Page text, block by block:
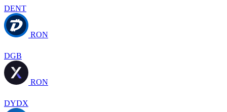
DENT
RON
DGB
RON
DYDX